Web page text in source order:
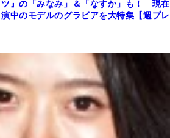
ツ』の「みなみ」＆「なすか」も！ 現在
中のモデルのグラビアを大特集【週プレ